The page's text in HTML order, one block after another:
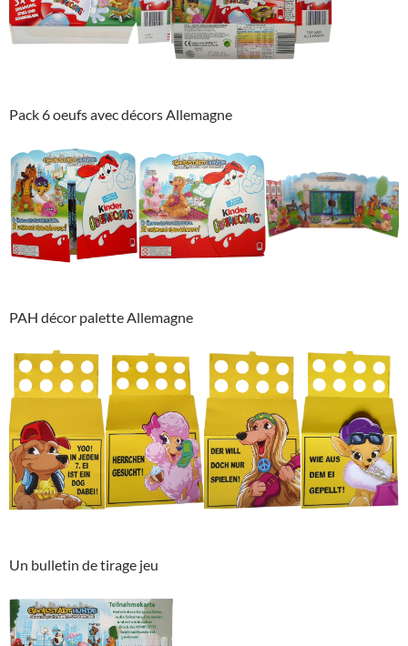
Pack 6 oeufs avec décors Allemagne
PAH décor palette Allemagne
Un bulletin de tirage jeu